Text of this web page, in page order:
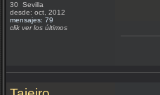
30 Sevilla
desde: oct, 2012
mensajes: 79
clik ver los últimos